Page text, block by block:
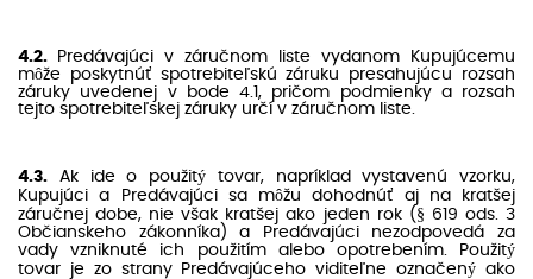
4.2.
Predávajúci v záručnom liste vydanom Kupujúcemu
môže poskytnúť spotrebiteľskú záruku presahujúcu rozsah
záruky uvedenej v bode 4.1, pričom podmienky a rozsah
tejto spotrebiteľskej záruky určí v záručnom liste.
4.3. Ak ide o použitý tovar, napríklad vystavenú vzorku,
Kupujúci a Predávajúci sa môžu dohodnúť aj na kratšej
záručnej dobe, nie však kratšej ako jeden rok (§ 619 ods. 3
Občianskeho zákonníka) a Predávajúci nezodpovedá za
vady vzniknuté ich použitím alebo opotrebením. Použitý
tovar je zo strany Predávajúceho viditeľne označený ako